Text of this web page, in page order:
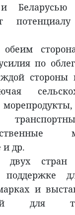
и
по
стороны
и др.
двух
поддержке
и
для